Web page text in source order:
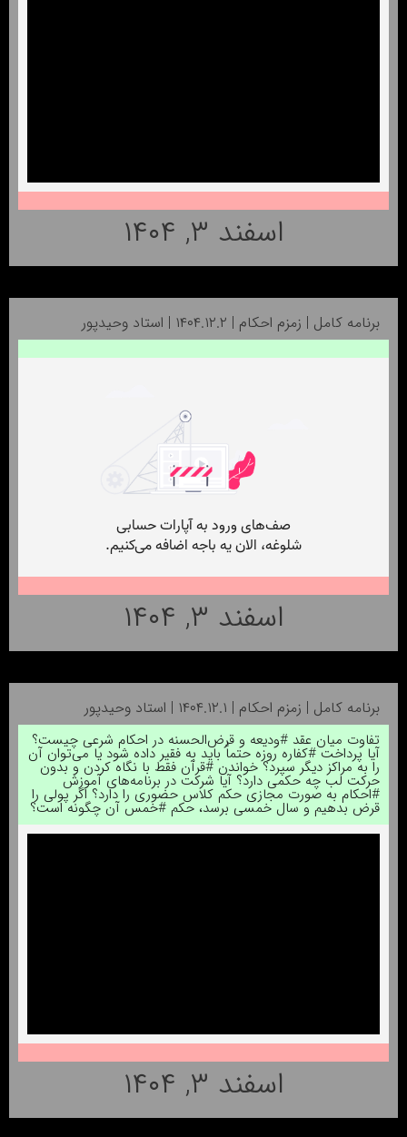
اسفند ۳, ۱۴۰۴
برنامه کامل | زمزم احکام | ۱۴۰۴.۱۲.۲ | استاد وحیدپور
اسفند ۳, ۱۴۰۴
برنامه کامل | زمزم احکام | ۱۴۰۴.۱۲.۱ | استاد وحیدپور
تفاوت میان عقد #ودیعه و قرض‌الحسنه در احکام شرعی چیست؟
آیا پرداخت #کفاره روزه حتماً باید به فقیر داده شود یا می‌توان آن
را به مراکز دیگر سپرد؟ خواندن #قرآن فقط با نگاه کردن و بدون
حرکت لب چه حکمی دارد؟ آیا شرکت در برنامه‌های آموزش
#احکام به صورت مجازی حکم کلاس حضوری را دارد؟ اگر پولی را
قرض بدهیم و سال خمسی برسد، حکم #خمس آن چگونه است؟
اسفند ۳, ۱۴۰۴